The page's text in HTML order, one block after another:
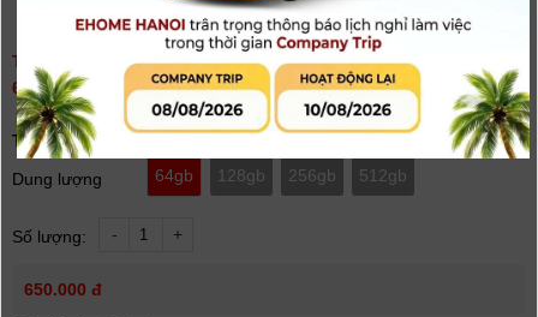
THẺ NHỚ SUNEAST ULTIMATE PRO MICRO SDXC UHS-Ⅰ V30
64GB/128GB/256GB/512GB [DÒNG S225 GOLD ] | CHÍNH HÃNG
người đánh giá)
Tình trạng:
Dung lượng
64gb 128gb 256gb 512gb
Số lượng: - +
650.000 đ